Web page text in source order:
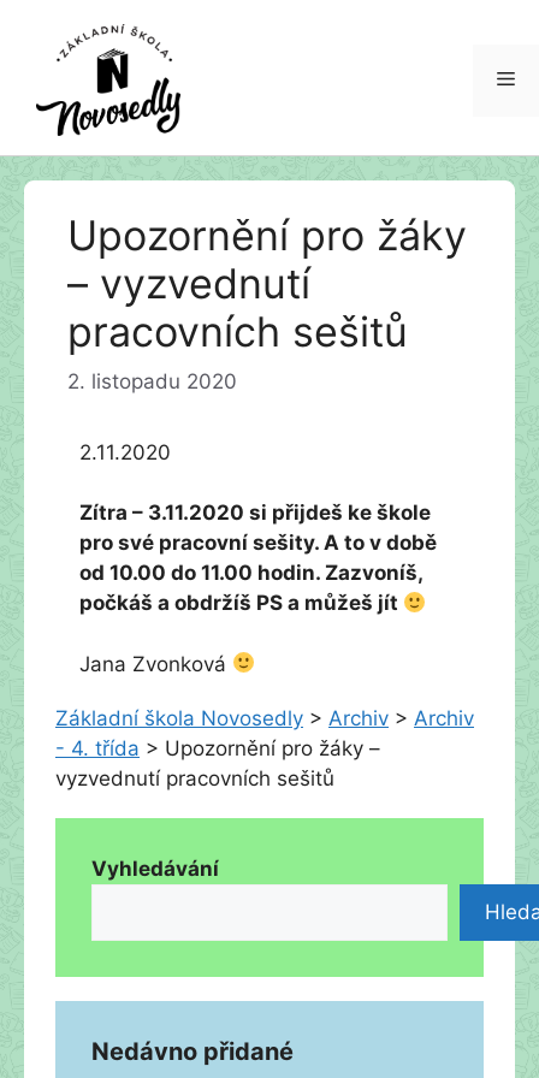
Přeskočit
Upozornění pro žáky
– vyzvednutí
pracovních sešitů
2. listopadu 2020
2.11.2020
Zítra – 3.11.2020 si přijdeš ke škole
pro své pracovní sešity. A to v době
od 10.00 do 11.00 hodin. Zazvoníš,
počkáš a obdržíš PS a můžeš jít
Jana Zvonková
Základní škola Novosedly > Archiv > Archiv
- 4. třída > Upozornění pro žáky –
vyzvednutí pracovních sešitů
Vyhledávání
Nedávno přidané